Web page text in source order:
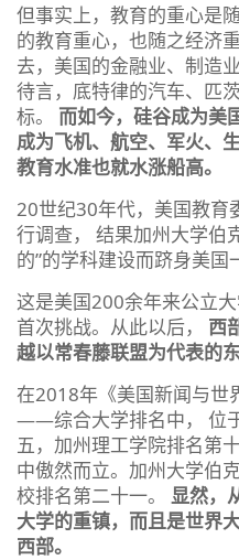
但事实上，教育的重心是
的教育重心，也随之经济
去，美国的金融业、制造
待言，底特律的汽车、匹
标。 而如今，硅谷成为美
成为飞机、航空、军火、
教育水准也就水涨船高。
20世纪30年代，美国教育
行调查， 结果加州大学伯
的”的学科建设而跻身美国
这是美国200余年来公立
首次挑战。从此以后， 西
越以常春藤联盟为代表的东
在2018年《美国新闻与世
——综合大学排名中， 位
五，加州理工学院排名第
中傲然而立。加州大学伯
校排名第二十一。 显然，
大学的重镇，而且是世界
西部。